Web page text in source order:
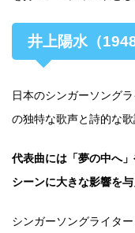
井上陽水（
日本のシンガーソング
の独特な歌声と詩的な
代表曲には「夢の中へ
シーンに大きな影響を与
シンガーソングライタ